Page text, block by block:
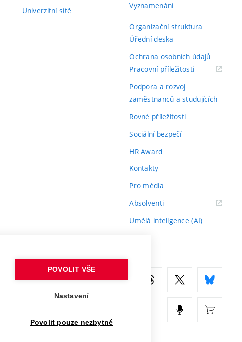
Univerzitní sítě
Vyznamenání
Organizační struktura
Úřední deska
Ochrana osobních údajů
Pracovní příležitosti(externí
Podpora a rozvoj
zaměstnanců a studujících
Rovné příležitosti
Sociální bezpečí
HR Award
Kontakty
Pro média
Absolventi(externí
Umělá inteligence (AI)
POVOLIT VŠE
Nastavení
Povolit pouze nezbytné